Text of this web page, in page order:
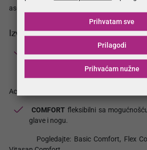
asortimana Moj San.
Izvedbe MojSan Latofleksa
fiksni latofleks bez
predjelu glave i nogu.
Pogledajte: Classic Standard, Basic
Activ Standard, Vitasan Standard.
COMFORT fleksibilni sa
glave i nogu.
Pogledajte: Basic Comfort, Flex
Prihvaćam nužne
Prilagodi
Prihvatam sve